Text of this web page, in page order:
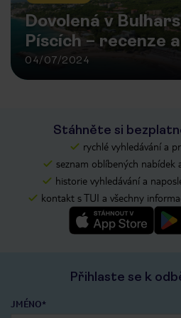
Dovolená v
Píscích – recenze
04/07/2024
Stáhněte si
rychlé vyhledávání a
seznam oblíbených nabídek
historie vyhledávání a
kontakt s TUI a všechny
Přihlaste se k
JMÉNO*